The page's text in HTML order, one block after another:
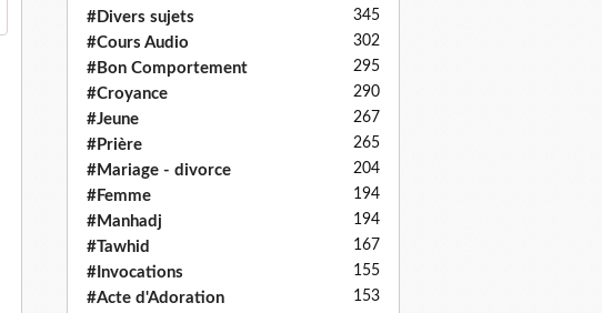
#Divers sujets 345
#Cours Audio 302
#Bon Comportement 295
#Croyance 290
#Jeune 267
#Prière 265
#Mariage - divorce 204
#Femme 194
#Manhadj 194
#Tawhid 167
#Invocations 155
#Acte d'Adoration 153